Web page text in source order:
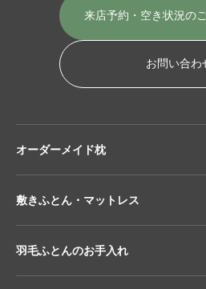
来店予約・空き状況の
お問い合わ
オーダーメイド枕
敷きふとん・マットレス
羽毛ふとんのお手入れ